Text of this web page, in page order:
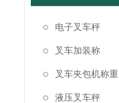
电子叉车秤
叉车加装称
叉车夹包机称重
液压叉车秤